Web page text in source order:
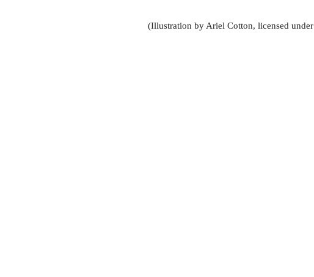
(Illustration by Ariel Cotton, licensed under